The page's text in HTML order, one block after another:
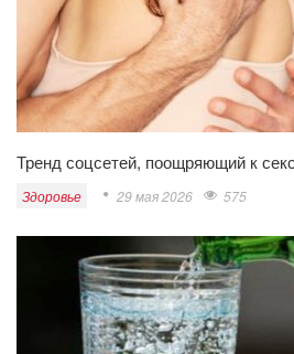
Тренд соцсетей, поощряющий к
Здоровье 29 мая 2026 575